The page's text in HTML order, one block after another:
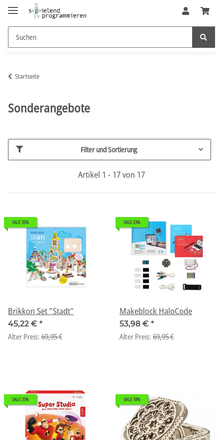
Startseite
Sonderangebote
Filter und Sortierung
Artikel 1 - 17 von 17
SALE 35%
Brikkon Set "Stadt"
45,22 € *
Alter Preis: 69,95 €
SALE 23%
Makeblock HaloCode
53,98 € *
Alter Preis: 69,95 €
SALE 25% SALE 18%